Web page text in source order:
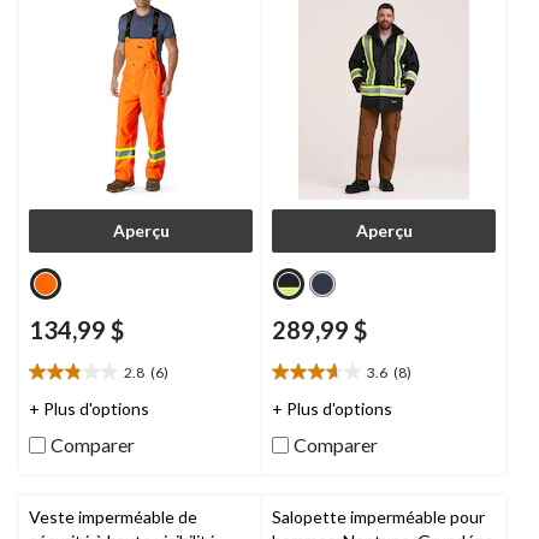
pour hommes
Aperçu
134,99 $
2.8 (6)
2.8
étoile(s)
5.
+ Plus d'options
Comparer
pour hommes
Aperçu
289,99 $
3.6 (8)
3.6
étoile(s)
5.
+ Plus d'options
Comparer
Veste imperméable de
Salopette imperméable pour